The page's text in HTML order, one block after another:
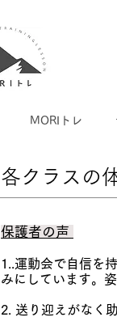
MORIトレ
各クラスの
保護者の声
1.
.運動会で自信を
みにしています。
2. 送り迎えがなく